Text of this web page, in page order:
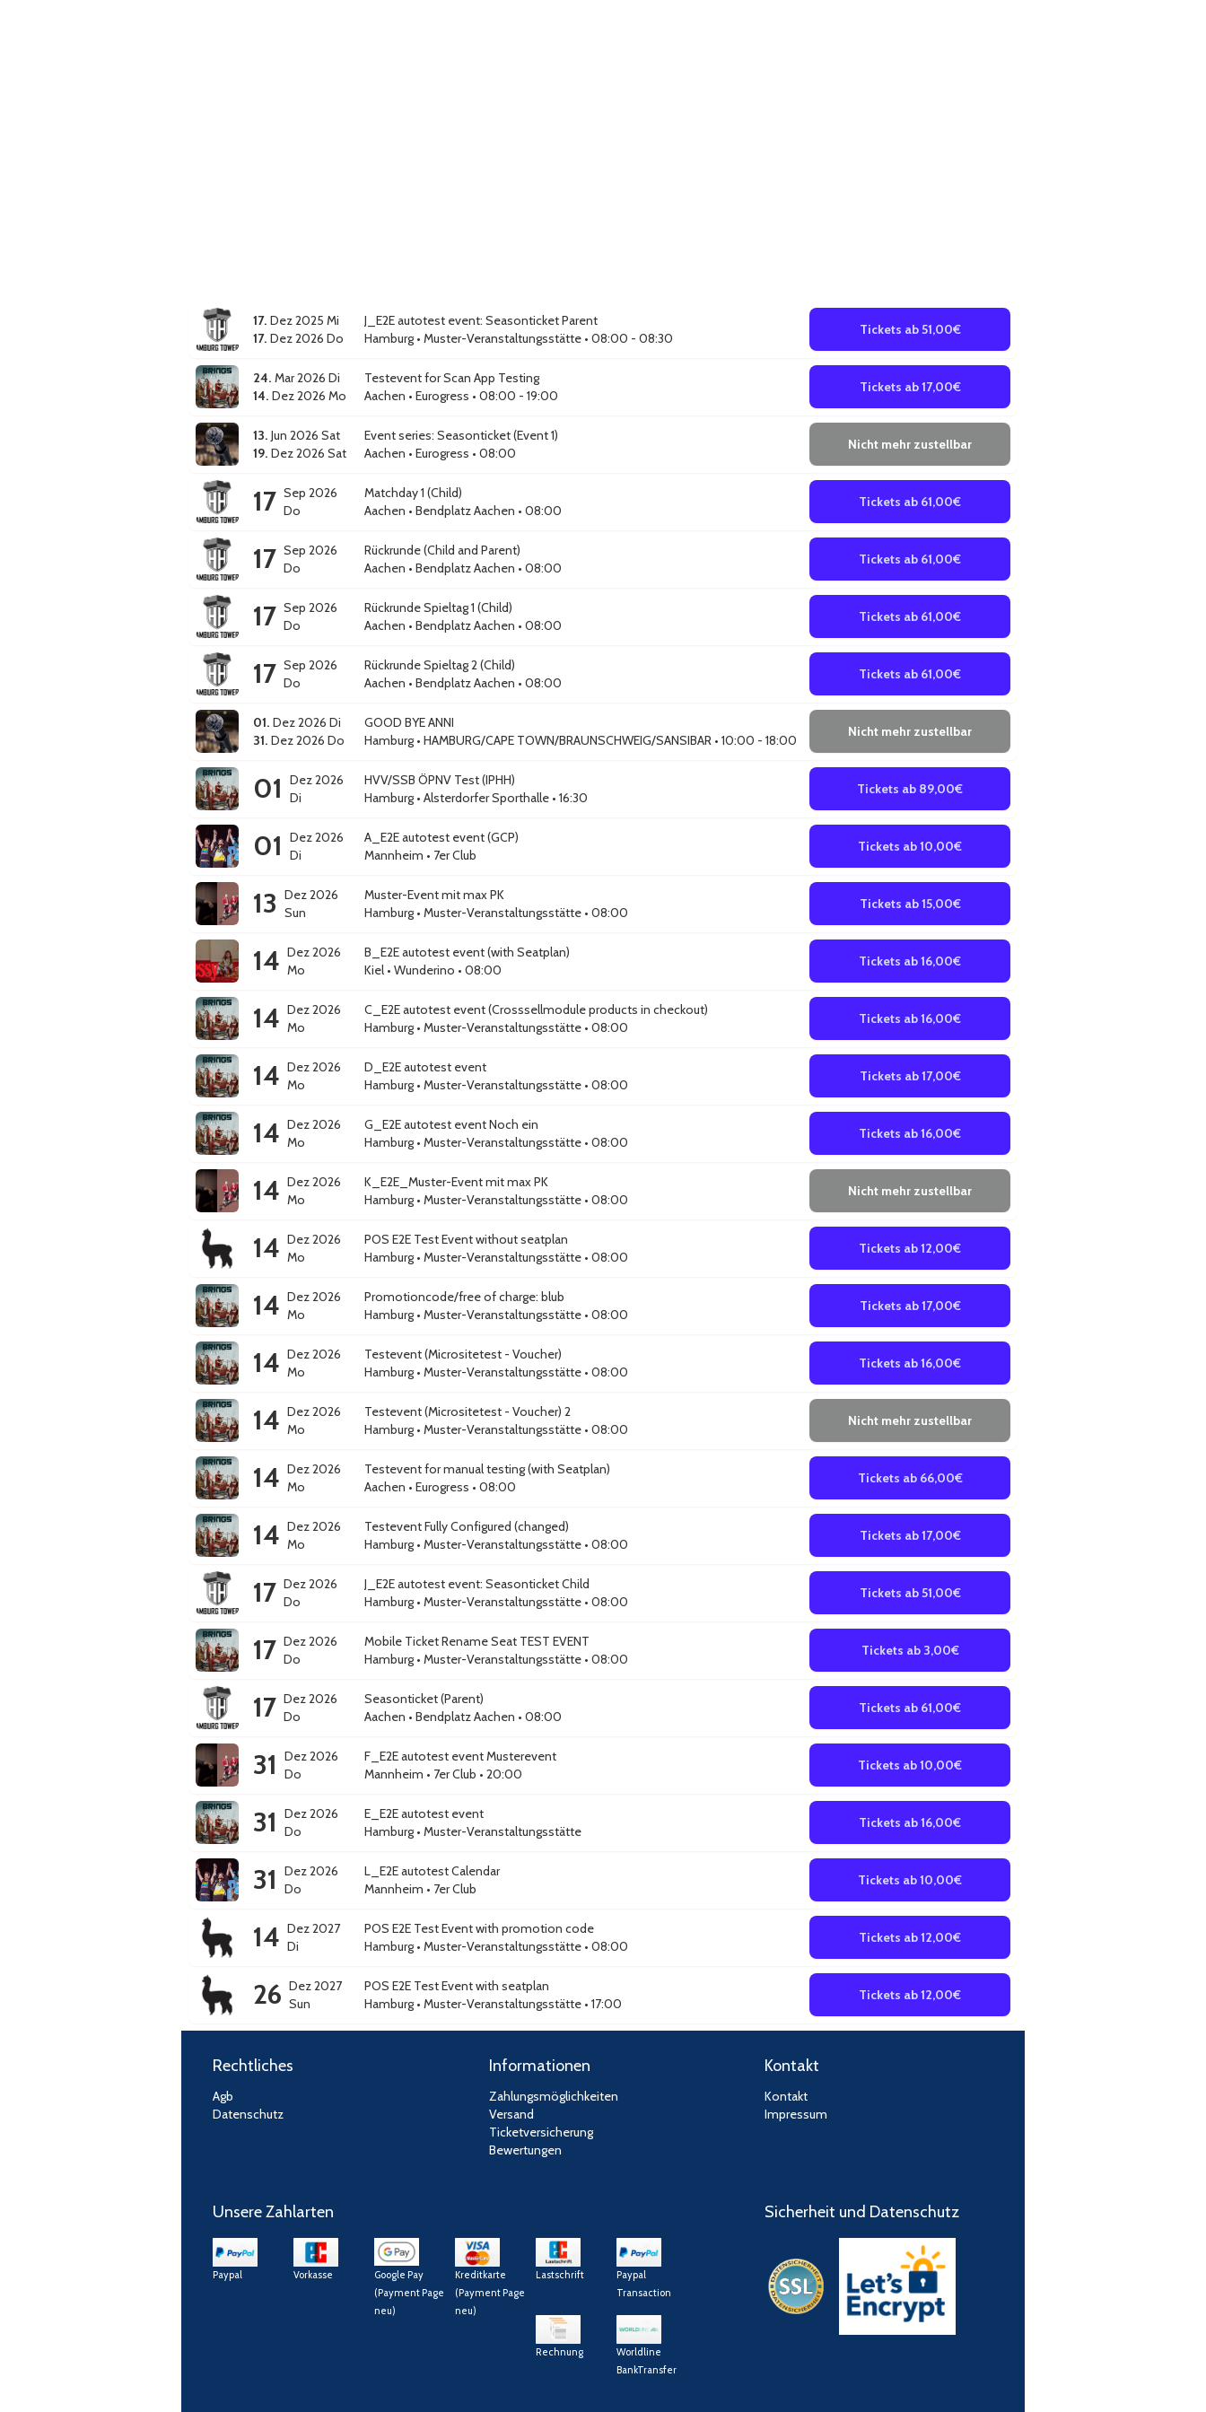
17. Dez 2025 Mi
17. Dez 2026 Do
J_E2E autotest event: Seasonticket Parent
Hamburg • Muster-Veranstaltungsstätte • 08:00 - 08:30
Tickets ab 51,00€
24. Mar 2026 Di
14. Dez 2026 Mo
Testevent for Scan App Testing
Aachen • Eurogress • 08:00 - 19:00
Tickets ab 17,00€
13. Jun 2026 Sat
19. Dez 2026 Sat
Event series: Seasonticket (Event 1)
Aachen • Eurogress • 08:00
Nicht mehr zustellbar
17 Sep 2026
Do
Matchday 1 (Child)
Aachen • Bendplatz Aachen • 08:00
Tickets ab 61,00€
17 Sep 2026
Do
Rückrunde (Child and Parent)
Aachen • Bendplatz Aachen • 08:00
Tickets ab 61,00€
17 Sep 2026
Do
Rückrunde Spieltag 1 (Child)
Aachen • Bendplatz Aachen • 08:00
Tickets ab 61,00€
17 Sep 2026
Do
Rückrunde Spieltag 2 (Child)
Aachen • Bendplatz Aachen • 08:00
Tickets ab 61,00€
01. Dez 2026 Di
31. Dez 2026 Do
GOOD BYE ANNI
Hamburg • HAMBURG/CAPE TOWN/BRAUNSCHWEIG/SANSIBAR • 10:00 - 18:00
Nicht mehr zustellbar
01
Dez 2026
Di
HVV/SSB ÖPNV Test (IPHH)
Hamburg • Alsterdorfer Sporthalle • 16:30
Tickets ab 89,00€
01
Dez 2026
Di
A_E2E autotest event (GCP)
Mannheim • 7er Club
Tickets ab 10,00€
13 Dez 2026
Sun
Muster-Event mit max PK
Hamburg • Muster-Veranstaltungsstätte • 08:00
Tickets ab 15,00€
14 Dez 2026
Mo
B_E2E autotest event (with Seatplan)
Kiel • Wunderino • 08:00
Tickets ab 16,00€
14 Dez 2026
Mo
C_E2E autotest event (Crosssellmodule products in checkout)
Hamburg • Muster-Veranstaltungsstätte • 08:00
Tickets ab 16,00€
14 Dez 2026
Mo
D_E2E autotest event
Hamburg • Muster-Veranstaltungsstätte • 08:00
Tickets ab 17,00€
14 Dez 2026
Mo
G_E2E autotest event Noch ein
Hamburg • Muster-Veranstaltungsstätte • 08:00
Tickets ab 16,00€
14 Dez 2026
Mo
K_E2E_Muster-Event mit max PK
Hamburg • Muster-Veranstaltungsstätte • 08:00
Nicht mehr zustellbar
14 Dez 2026
Mo
POS E2E Test Event without seatplan
Hamburg • Muster-Veranstaltungsstätte • 08:00
Tickets ab 12,00€
14 Dez 2026
Mo
Promotioncode/free of charge: blub
Hamburg • Muster-Veranstaltungsstätte • 08:00
Tickets ab 17,00€
14 Dez 2026
Mo
Testevent (Micrositetest - Voucher)
Hamburg • Muster-Veranstaltungsstätte • 08:00
Tickets ab 16,00€
14 Dez 2026
Mo
Testevent (Micrositetest - Voucher) 2
Hamburg • Muster-Veranstaltungsstätte • 08:00
Nicht mehr zustellbar
14 Dez 2026
Mo
Testevent for manual testing (with Seatplan)
Aachen • Eurogress • 08:00
Tickets ab 66,00€
14 Dez 2026
Mo
Testevent Fully Configured (changed)
Hamburg • Muster-Veranstaltungsstätte • 08:00
Tickets ab 17,00€
17 Dez 2026
Do
J_E2E autotest event: Seasonticket Child
Hamburg • Muster-Veranstaltungsstätte • 08:00
Tickets ab 51,00€
17 Dez 2026
Do
Mobile Ticket Rename Seat TEST EVENT
Hamburg • Muster-Veranstaltungsstätte • 08:00
Tickets ab 3,00€
17 Dez 2026
Do
Seasonticket (Parent)
Aachen • Bendplatz Aachen • 08:00
Tickets ab 61,00€
31
Dez 2026
Do
F_E2E autotest event Musterevent
Mannheim • 7er Club • 20:00
Tickets ab 10,00€
31
Dez 2026
Do
E_E2E autotest event
Hamburg • Muster-Veranstaltungsstätte
Tickets ab 16,00€
31
Dez 2026
Do
L_E2E autotest Calendar
Mannheim • 7er Club
Tickets ab 10,00€
14 Dez 2027
Di
POS E2E Test Event with promotion code
Hamburg • Muster-Veranstaltungsstätte • 08:00
Tickets ab 12,00€
26 Dez 2027
Sun
POS E2E Test Event with seatplan
Hamburg • Muster-Veranstaltungsstätte • 17:00
Tickets ab 12,00€
Rechtliches
Agb
Datenschutz
Informationen
Zahlungsmöglichkeiten
Versand
Ticketversicherung
Bewertungen
Kontakt
Kontakt
Impressum
Unsere Zahlarten
Paypal Vorkasse
Google Pay
(Payment Page
neu)
Kreditkarte
(Payment Page
neu)
Lastschrift
Paypal
Transaction
Rechnung
Worldline
BankTransfer
Sicherheit und Datenschutz